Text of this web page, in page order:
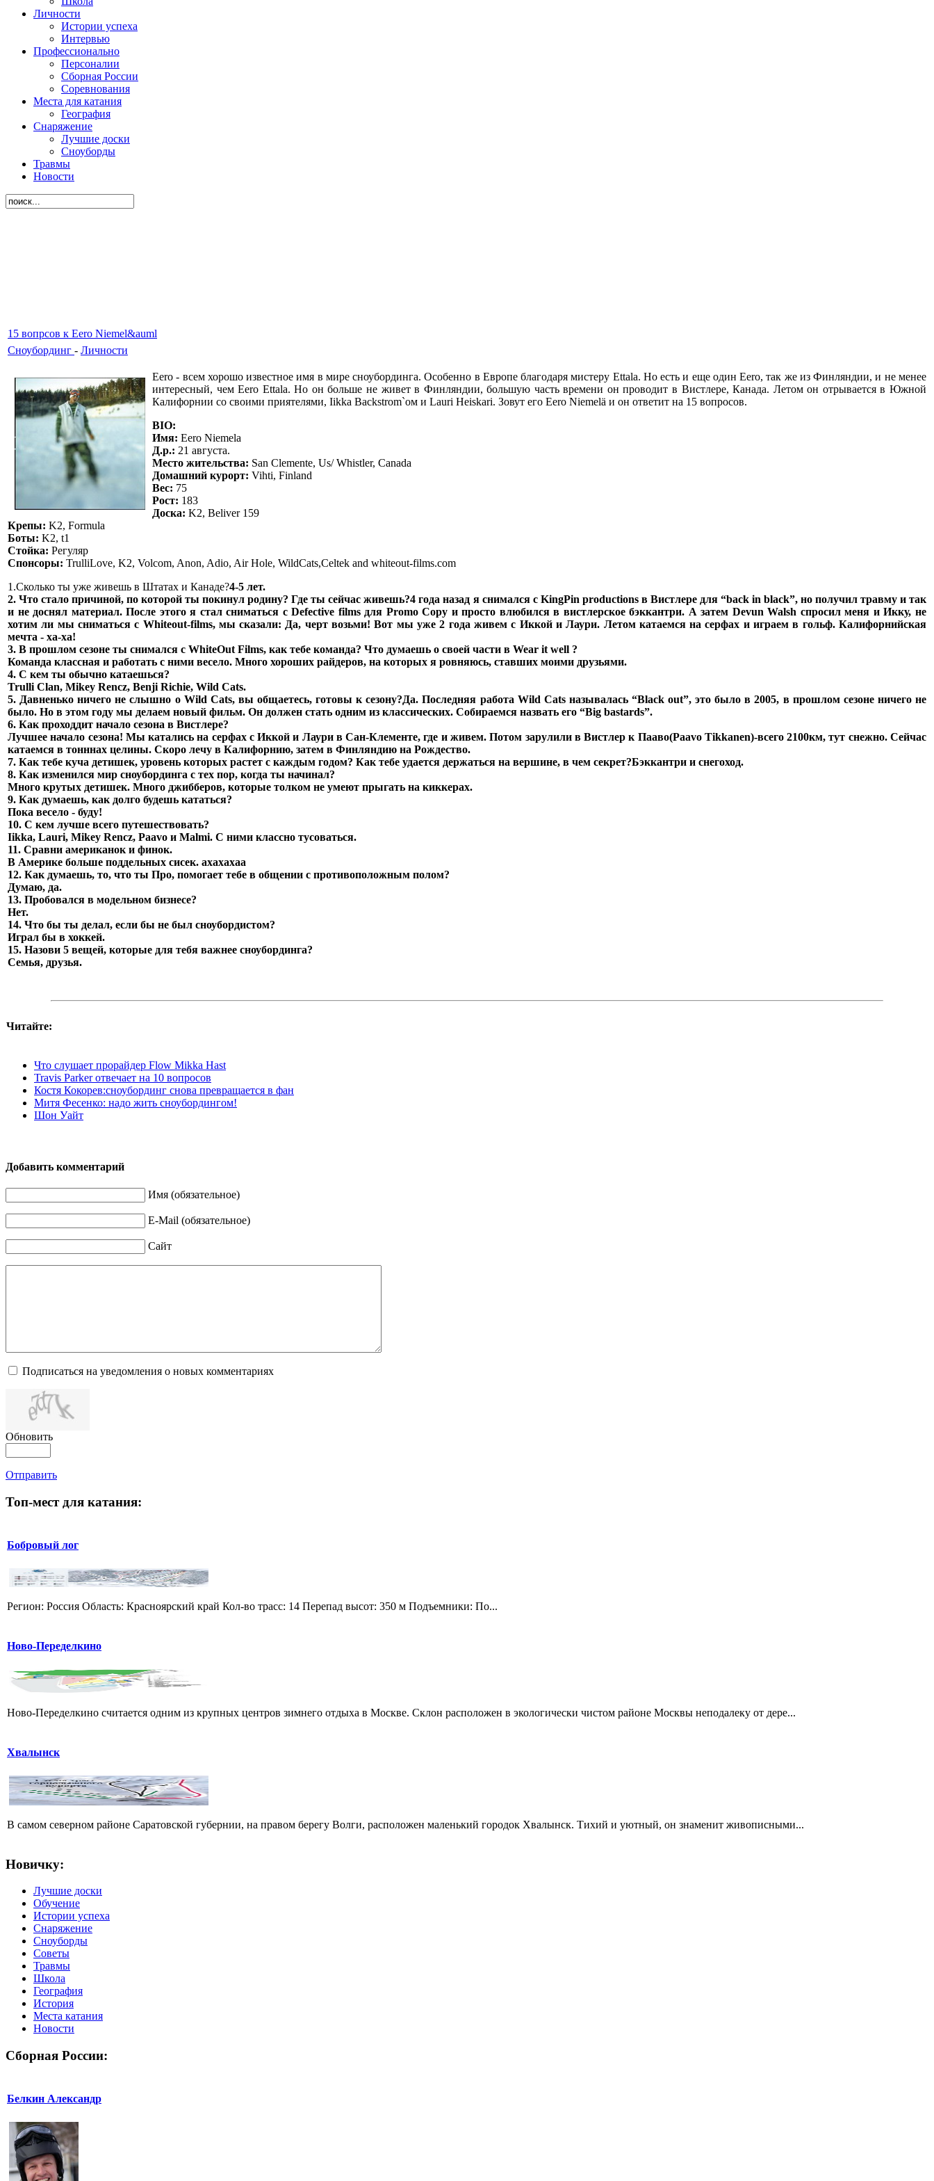
Личности
Истории успеха
Интервью
Профессионально
Персоналии
Сборная России
Соревнования
Места для катания
География
Снаряжение
Лучшие доски
Сноуборды
Травмы
Новости
15 вопрсов к Eero Niemel&auml
Сноубординг - Личности
Eero - всем хорошо известное имя в мире сноубординга. Особенно в Европе благодаря мистеру Ettala. Но есть и еще один Eero, так же из Финляндии, и не менее
интересный, чем Eero Ettala. Но он больше не живет в Финляндии, большую часть времени он проводит в Вистлере, Канада. Летом он отрывается в Южной
Калифорнии со своими приятелями, Iikka Backstrom`ом и Lauri Heiskari. Зовут его Eero Niemelä и он ответит на 15 вопросов.
BIO:
Имя: Eero Niemela
Д.р.: 21 августа.
Место жительства: San Clemente, Us/ Whistler, Canada
Домашний курорт: Vihti, Finland
Вес: 75
Рост: 183
Доска: K2, Beliver 159
Крепы: K2, Formula
Боты: K2, t1
Стойка: Регуляр
Спонсоры: TrulliLove, K2, Volcom, Anon, Adio, Air Hole, WildCats,Celtek and whiteout-films.com
1.Сколько ты уже живешь в Штатах и Канаде?4-5 лет.
2. Что стало причиной, по которой ты покинул родину? Где ты сейчас живешь?4 года назад я снимался с KingPin productions в Вистлере для “back in black”, но получил травму и так
и не доснял материал. После этого я стал сниматься с Defective films для Promo Copy и просто влюбился в вистлерское бэккантри. А затем Devun Walsh спросил меня и Икку, не
хотим ли мы сниматься с Whiteout-films, мы сказали: Да, черт возьми! Вот мы уже 2 года живем с Иккой и Лаури. Летом катаемся на серфах и играем в гольф. Калифорнийская
мечта - ха-ха!
3. В прошлом сезоне ты снимался с WhiteOut Films, как тебе команда? Что думаешь о своей части в Wear it well ?
Команда классная и работать с ними весело. Много хороших райдеров, на которых я ровняюсь, ставших моими друзьями.
4. С кем ты обычно катаешься?
Trulli Clan, Mikey Rencz, Benji Richie, Wild Cats.
5. Давненько ничего не слышно о Wild Cats, вы общаетесь, готовы к сезону?Да. Последняя работа Wild Cats называлась “Black out”, это было в 2005, в прошлом сезоне ничего не
было. Но в этом году мы делаем новый фильм. Он должен стать одним из классических. Собираемся назвать его “Big bastards”.
6. Как проходдит начало сезона в Вистлере?
Лучшее начало сезона! Мы катались на серфах с Иккой и Лаури в Сан-Клементе, где и живем. Потом зарулили в Вистлер к Пааво(Paavo Tikkanen)-всего 2100км, тут снежно. Сейчас
катаемся в тонннах целины. Скоро лечу в Калифорнию, затем в Финляндию на Рождество.
7. Как тебе куча детишек, уровень которых растет с каждым годом? Как тебе удается держаться на вершине, в чем секрет?Бэккантри и снегоход.
8. Как изменился мир сноубординга с тех пор, когда ты начинал?
Много крутых детишек. Много джибберов, которые толком не умеют прыгать на киккерах.
9. Как думаешь, как долго будешь кататься?
Пока весело - буду!
10. С кем лучше всего путешествовать?
Iikka, Lauri, Mikey Rencz, Paavo и Malmi. С ними классно тусоваться.
11. Сравни американок и финок.
В Америке больше поддельных сисек. ахахахаа
12. Как думаешь, то, что ты Про, помогает тебе в общении с противоположным полом?
Думаю, да.
13. Пробовался в модельном бизнесе?
Нет.
14. Что бы ты делал, если бы не был сноубордистом?
Играл бы в хоккей.
15. Назови 5 вещей, которые для тебя важнее сноубординга?
Семья, друзья.
Читайте:
Что слушает прорайдер Flow Mikka Hast
Travis Parker отвечает на 10 вопросов
Костя Кокорев:сноубординг снова превращается в фан
Митя Фесенко: надо жить сноубордингом!
Шон Уайт
Добавить комментарий
Имя (обязательное)
E-Mail (обязательное)
Сайт
Подписаться на уведомления о новых комментариях
Обновить
Отправить
Топ-мест для катания:
Бобровый лог
Регион: Россия Область: Красноярский край Кол-во трасс: 14 Перепад высот: 350 м Подъемники: По...
Ново-Переделкино
Ново-Переделкино считается одним из крупных центров зимнего отдыха в Москве. Склон расположен в экологически чистом районе Москвы неподалеку от дере...
Хвалынск
В самом северном районе Саратовской губернии, на правом берегу Волги, расположен маленький городок Хвалынск. Тихий и уютный, он знаменит живописными...
Новичку:
Лучшие доски
Обучение
Истории успеха
Снаряжение
Сноуборды
Советы
Травмы
Школа
География
История
Места катания
Новости
Сборная России:
Белкин Александр